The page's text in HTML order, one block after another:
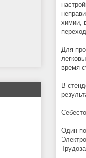
химии,
Для
время
В
Один